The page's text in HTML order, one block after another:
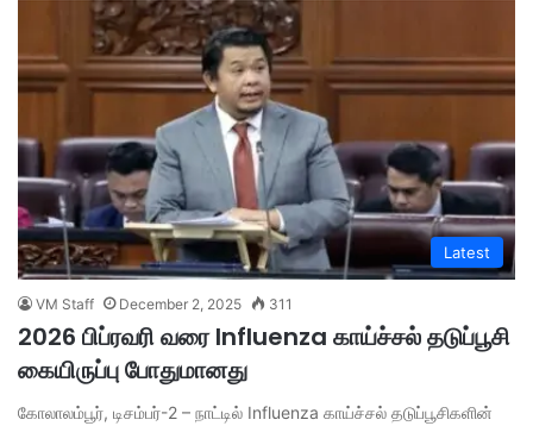
Latest
VM Staff December 2, 2025 311
2026 பிப்ரவரி வரை Influenza காய்ச்சல் தடுப்பூசி
கையிருப்பு போதுமானது
கோலாலம்பூர், டிசம்பர்-2 – நாட்டில் Influenza காய்ச்சல் தடுப்பூசிகளின்